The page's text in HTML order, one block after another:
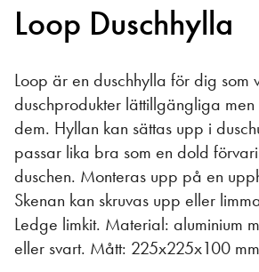
Loop Duschhylla
Loop är en duschhylla för dig som
duschprodukter lättillgängliga
dem. Hyllan kan sättas upp i
passar lika bra som en dold
duschen. Monteras upp på en
Skenan kan skruvas upp eller
Ledge limkit. Material: aluminium
eller svart. Mått: 225x225x100